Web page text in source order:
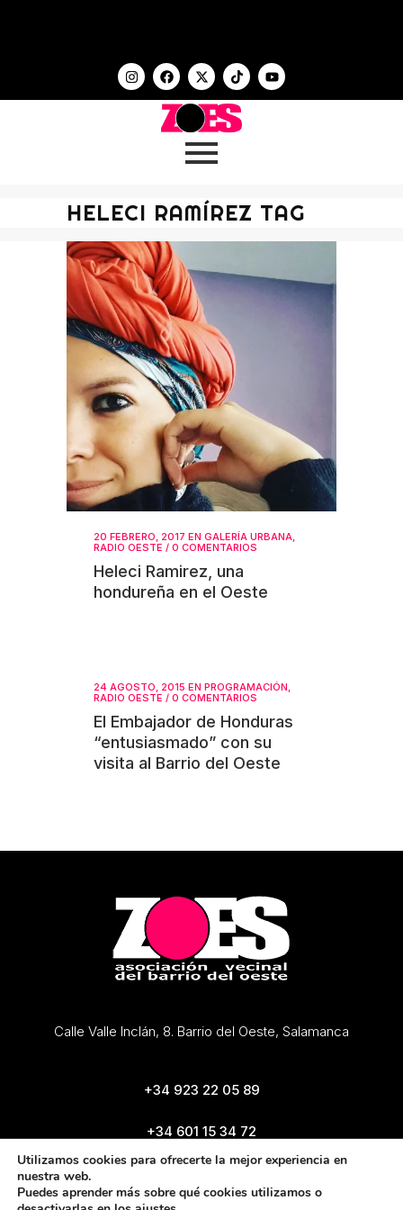
HELECI RAMÍREZ TAG
20 FEBRERO, 2017 EN GALERÍA URBANA,
RADIO OESTE / 0 COMENTARIOS
Heleci Ramirez, una
hondureña en el Oeste
24 AGOSTO, 2015 EN PROGRAMACIÓN,
RADIO OESTE / 0 COMENTARIOS
El Embajador de Honduras
“entusiasmado” con su
visita al Barrio del Oeste
Calle Valle Inclán, 8. Barrio del Oeste, Salamanca
+34 923 22 05 89
+34 601 15 34 72
zoes@zoes.es
Utilizamos cookies para ofrecerte la mejor experiencia en
nuestra web.
Puedes aprender más sobre qué cookies utilizamos o